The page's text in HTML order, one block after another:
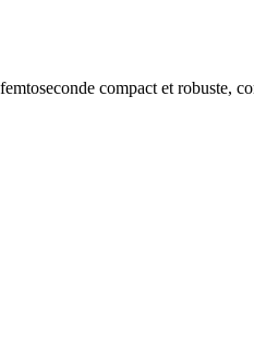
compact et robuste,